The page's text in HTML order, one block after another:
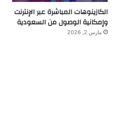
الكازينوهات المباشرة عبر الإنترنت
وإمكانية الوصول من السعودية
مارس 2, 2026